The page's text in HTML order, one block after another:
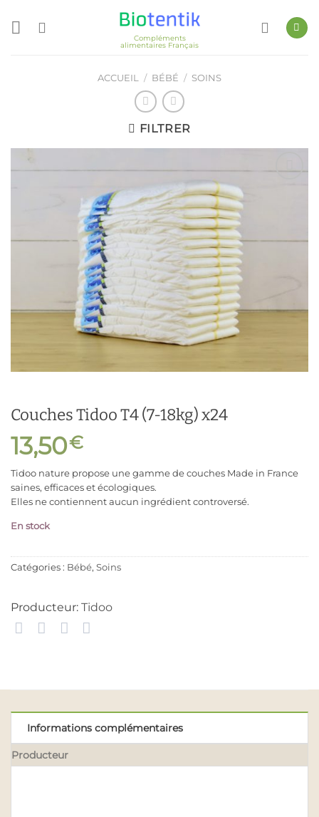
au
Compléments
alimentaires Français
ACCUEIL / BÉBÉ / SOINS
FILTRER
liste
Couches Tidoo T4 (7-18kg) x24
13,50€
Tidoo nature propose une gamme de couches Made in France
saines, efficaces et écologiques.
Elles ne contiennent aucun ingrédient controversé.
En stock
Catégories : Bébé, Soins
Producteur: Tidoo
Informations complémentaires
Producteur